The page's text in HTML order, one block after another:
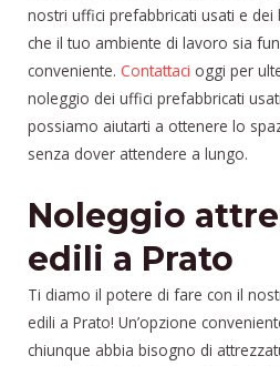
nostri uffici prefabbricati usati e
che il tuo ambiente di lavoro sia
conveniente. Contattaci oggi per
noleggio dei uffici prefabbricati
possiamo aiutarti a ottenere lo
senza dover attendere a lungo.
Noleggio
edili a Prato
Ti diamo il potere di fare con il
edili a Prato! Un’opzione
chiunque abbia bisogno di